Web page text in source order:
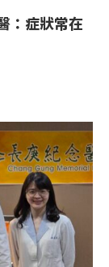
：症狀常在